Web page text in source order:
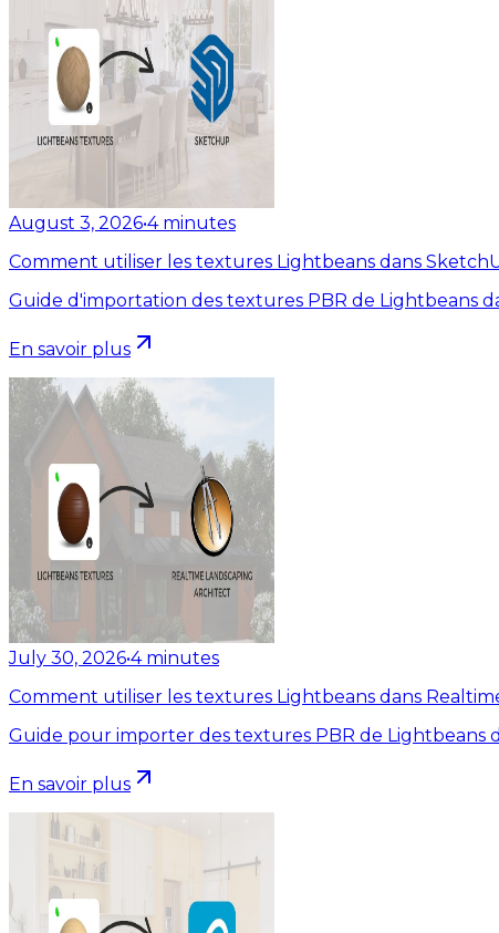
August 3, 2026•4 minutes
Comment utiliser les textures Lightbeans dans
Guide d'importation des textures PBR de Lightbeans
En savoir plus
July 30, 2026•4 minutes
Comment utiliser les textures Lightbeans dans
Guide pour importer des textures PBR de Lightbeans
En savoir plus